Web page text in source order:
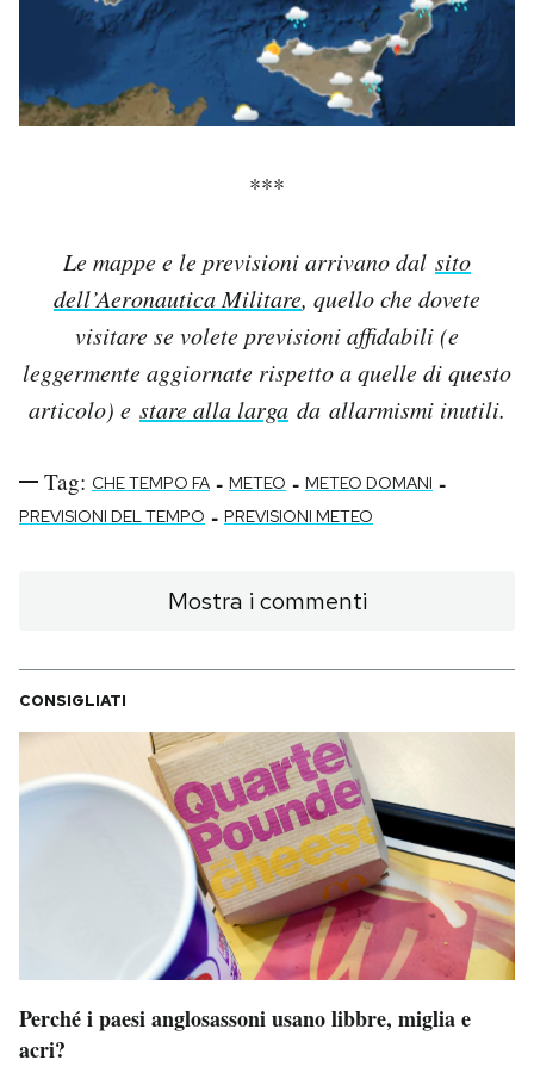
***
Le mappe e le previsioni arrivano dal sito
dell’Aeronautica Militare, quello che dovete
visitare se volete previsioni affidabili (e
leggermente aggiornate rispetto a quelle di questo
articolo) e stare alla larga da allarmismi inutili.
Tag: CHE TEMPO FA - METEO - METEO DOMANI -
PREVISIONI DEL TEMPO - PREVISIONI METEO
Mostra i commenti
CONSIGLIATI
Perché i paesi anglosassoni usano libbre, miglia e
acri?